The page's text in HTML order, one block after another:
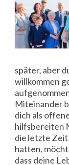
später, aber
willkommen
Miteinander
dich als
hilfsbereiten
die letzte
hatten,
dass deine